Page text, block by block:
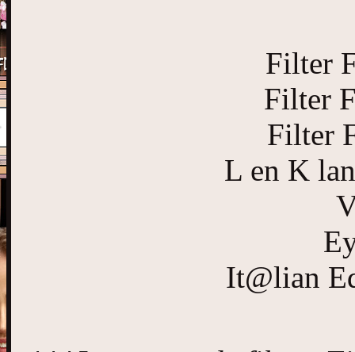
Filter
Filter
Filter
L en K
It@lian